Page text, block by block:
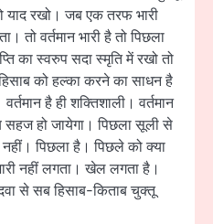
याद रखो। जब एक तरफ भारी
तो वर्तमान भारी है तो पिछला
का स्वरुप सदा स्मृति में रखो तो
को हल्का करने का साधन है
है ही शक्तिशाली। वर्तमान
सहज हो जायेगा। पिछला सूली से
पिछला है। पिछले को क्या
नहीं लगता। खेल लगता है।
से सब हिसाब-किताब चुक्तू